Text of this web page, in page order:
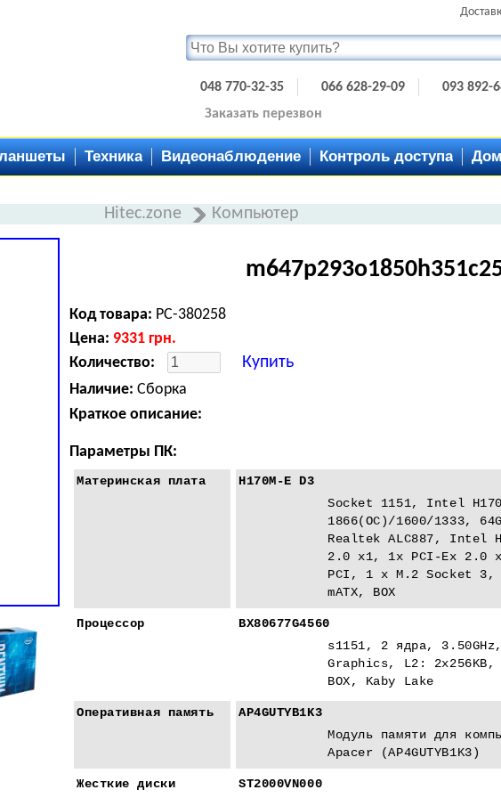
048 770-32-35 066 628-29-09
093 892-
Заказать перезвон
Техника Видеонаблюдение Контроль доступа
Hitec.zone Компьютер
Код товара: PC-380258
Цена: 9331 грн.
Количество:
Купить
Наличие: Сборка
Краткое описание:
Параметры ПК:
Материнская плата H170M-E D3
Socket 1151, Intel
1866(ОС)/1600/1333,
Realtek ALC887, Intel
2.0 x1, 1x PCI-Eх 2.0
PCI, 1 x M.2 Socket
mATX, BOX
Процессор BX80677G4560
s1151, 2 ядра,
Graphics, L2: 2x256KB,
BOX, Kaby Lake
Оперативная память AP4GUTYB1K3
Модуль памяти для
Apacer (AP4GUTYB1K3)
Жесткие диски ST2000VN000